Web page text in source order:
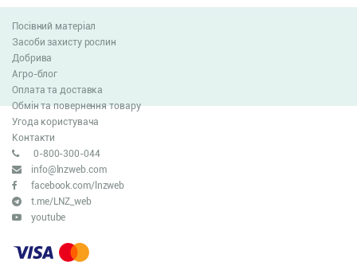
Посівний матеріал
Засоби захисту рослин
Добрива
Агро-блог
Оплата та доставка
Обмін та повернення товару
Угода користувача
Контакти
0-800-300-044
info@lnzweb.com
facebook.com/lnzweb
t.me/LNZ_web
youtube